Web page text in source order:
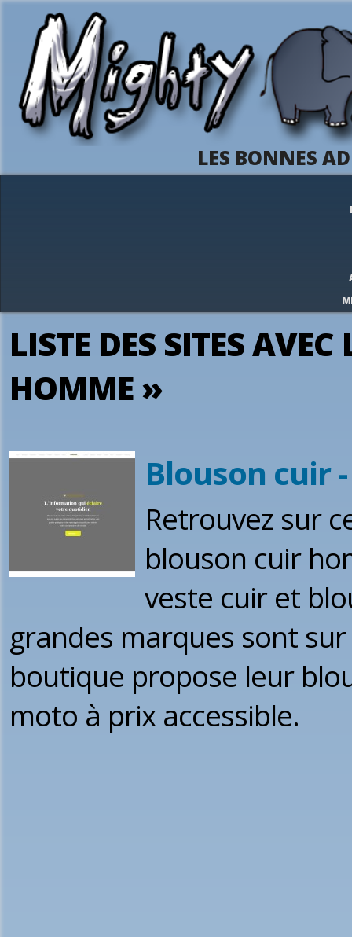
LES BONNES
LISTE DES SITES
HOMME »
Blouson cuir
Retrouvez sur
blouson cuir
veste cuir et
grandes marques sont
boutique propose leur
moto à prix accessible.